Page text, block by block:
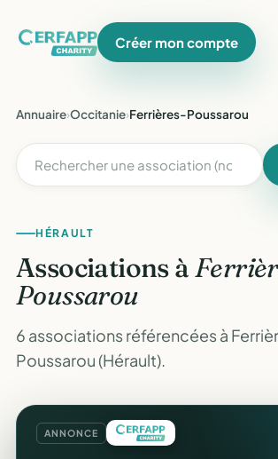
Créer mon compte
Annuaire›Occitanie›Ferrières-Poussarou
HÉRAULT
Associations à
Poussarou
6 associations référencées à
Poussarou (Hérault).
ANNONCE